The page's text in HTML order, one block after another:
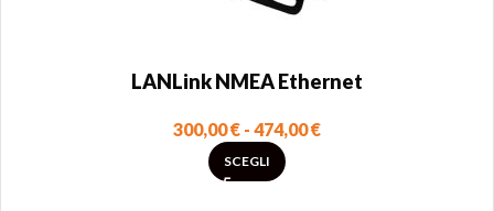
LANLink NMEA Ethernet
300,00€ - 474,00€
SCEGLI